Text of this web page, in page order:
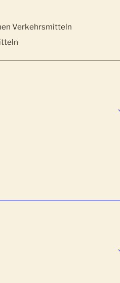
Verkehrsmitteln